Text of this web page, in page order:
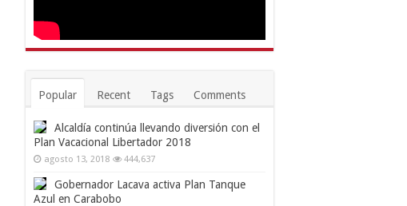
Popular Recent Tags Comments
Alcaldía continúa llevando diversión con el
Plan Vacacional Libertador 2018
agosto 13, 2018 444,637
Gobernador Lacava activa Plan Tanque
Azul en Carabobo